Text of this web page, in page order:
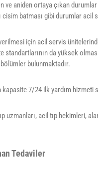
ve aniden ortaya çıkan
batması gibi durumlar acil
için acil servis
da yüksek
bulunmaktadır.
7/24 ilk yardım hizmeti
uzmanları, acil tıp hekimleri,
Tedaviler